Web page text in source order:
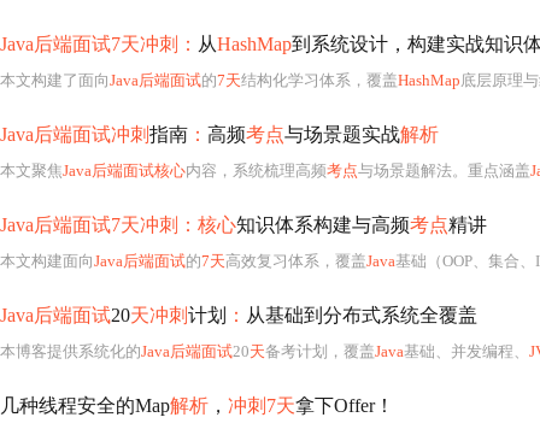
Java后端面试7天冲刺： 从HashMap到系统设计，构建实战知识
本文构建了面向Java后端面试的7天结构化学习体系，覆盖HashMap底层原理
Java后端面试冲刺指南 ： 高频考点与场景题实战解析
本文聚焦Java后端面试核心内容，系统梳理高频考点与场景题解法。重点涵盖
Java后端面试7天冲刺：核心知识体系构建与高频考点精讲
本文构建面向Java后端面试的7天高效复习体系，覆盖Java基础（OOP、集合、IO/NIO）、并发编程
Java后端面试20天冲刺计划 ： 从基础到分布式系统全覆盖
本博客提供系统化的Java后端面试20天备考计划，覆盖Java基础、并发编程、
几种线程安全的Map解析 ， 冲刺7天拿下Offer！